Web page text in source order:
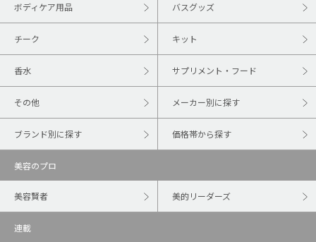
ボディケア用品 バスグッズ
チーク キット
香水 サプリメント・フード
その他 メーカー別に探す
ブランド別に探す 価格帯から探す
美容のプロ
美容賢者 美的リーダーズ
連載